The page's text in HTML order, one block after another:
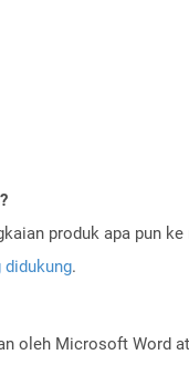
produk apa pun ke
.
oleh Microsoft Word